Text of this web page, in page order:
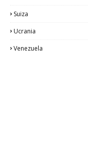
Suiza
Ucrania
Venezuela